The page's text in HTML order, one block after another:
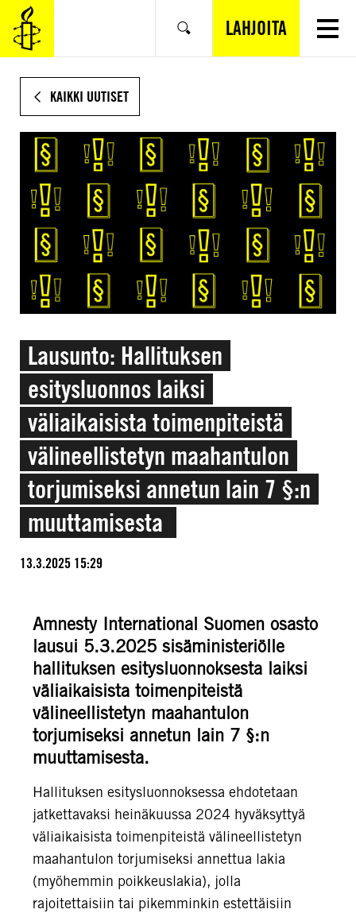
SIIRRY
VARSINAISEEN
SISÄLTÖÖN
Hae LAHJOITA
KAIKKI UUTISET
Lausunto: Hallituksen
esitysluonnos laiksi
väliaikaisista toimenpiteistä
välineellistetyn maahantulon
torjumiseksi annetun lain 7 §:n
muuttamisesta
13.3.2025 15:29
Amnesty International Suomen osasto
lausui 5.3.2025 sisäministeriölle
hallituksen esitysluonnoksesta laiksi
väliaikaisista toimenpiteistä
välineellistetyn maahantulon
torjumiseksi annetun lain 7 §:n
muuttamisesta.
Hallituksen esitysluonnoksessa ehdotetaan
jatkettavaksi heinäkuussa 2024 hyväksyttyä
väliaikaisista toimenpiteistä välineellistetyn
maahantulon torjumiseksi annettua lakia
(myöhemmin poikkeuslakia), jolla
rajoitettaisiin tai pikemminkin estettäisiin